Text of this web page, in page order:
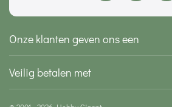
Onze klanten geven ons een
Veilig betalen met